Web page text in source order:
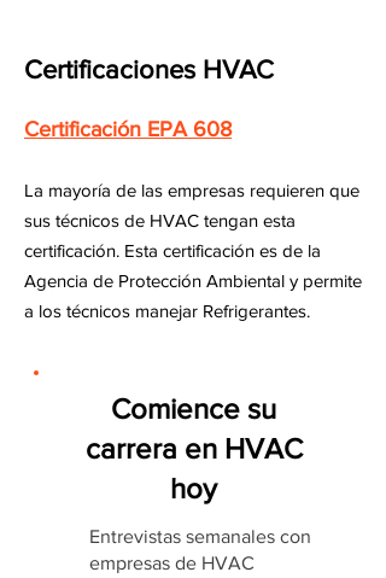
Certificaciones HVAC
Certificación EPA 608
La mayoría de las empresas requieren que
sus técnicos de HVAC tengan esta
certificación. Esta certificación es de la
Agencia de Protección Ambiental y permite
a los técnicos manejar Refrigerantes.
Comience su
carrera en HVAC
hoy
Entrevistas semanales con
empresas de HVAC